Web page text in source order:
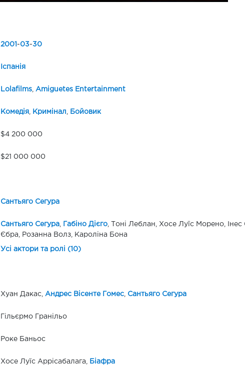
2001 -03-30
Іспанія
Lolafilms, Amiguetes Entertainment
Комедія Кримінал Бойовик
$4 200 000
$21 000 000
Сантьяго Сегура
Сантьяго Сегура, Габіно Дієго, Тоні Леблан, Хосе Луїс Морено, Інес
Єбра, Розанна Волз, Кароліна Бона
Усі актори та ролі (10)
Хуан Дакас, Андрес Вісенте Гомес, Сантьяго Сегура
Гільєрмо Гранільо
Роке Баньос
Хосе Луїс Аррісабалага, Біафра